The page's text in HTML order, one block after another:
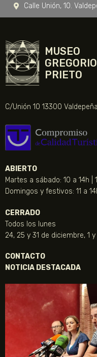
Calle Unión, 10.
MUSEO
GREGORIO
PRIETO
C/Unión 10 13300
ABIERTO
Martes a sábado: 10 a 14h |
Domingos y festivos: 11 a
CERRADO
Todos los lunes
24, 25 y 31 de diciembre, 1
CONTACTO
NOTICIA DESTACADA